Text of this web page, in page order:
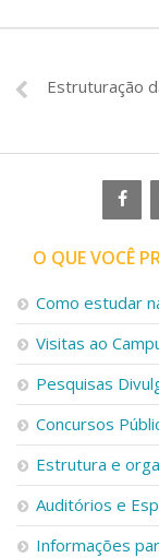
Estruturação
O QUE VOCÊ
Como estudar
Visitas ao
Pesquisas
Concursos
Estrutura e
Auditórios e
Informações